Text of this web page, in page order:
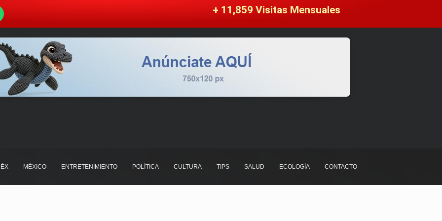
+ 11,859 Visitas Mensuales
MÉXICO ENTRETENIMIENTO POLÍTICA CULTURA TIPS SALUD ECOLOGÍA CONTACTO